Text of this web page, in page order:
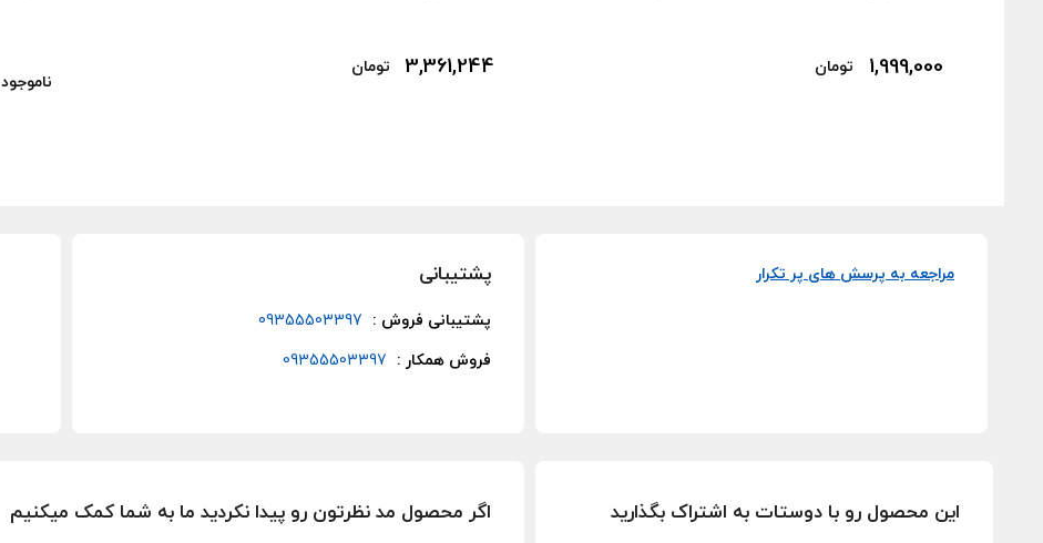
1,999,000 تومان 3,361,244 تومان
ناموجود
مراجعه به پرسش های پر تکرار پشتیبانی
پشتیبانی فروش : 09355503397
فروش همکار : 09355503397
این محصول رو با دوستات به اشتراک بگذارید اگر محصول مد نظرتون رو پیدا نکردید ما به شما کمک میکنیم